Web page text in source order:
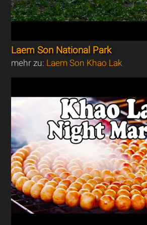
Laem Son National Park
mehr zu: Laem Son Khao Lak